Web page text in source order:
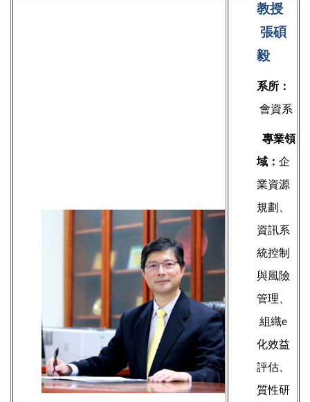
教授
張碩
毅
系所：
會資系
專業領
域： 企
業資源
規劃、
資訊系
統控制
與風險
管理、
組織e
化效益
評估
質性研